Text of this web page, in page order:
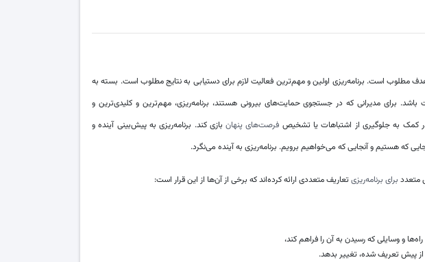
مطلوب است. برنامه‌ریزی اولین و مهم‌ترین فعالیت لازم برای دستیابی به نتایج مطلوب است. بسته به
باشد. برای مدیرانی که در جستجوی حمایت‌های بیرونی هستند، برنامه‌ریزی، مهم‌ترین و کلیدی‌ترین و
کمک به جلوگیری از اشتباهات یا تشخیص فرصت‌های پنهانبازی کند. برنامه‌ریزی به پیش‌بینی آینده و
که هستیم و آنجایی که می‌خواهیم برویم. برنامه‌ریزی به آینده می‌نگرد.
متعدد برای برنامه‌ریزی تعاریف متعددی ارائه کرده‌اند که برخی از آن‌ها از این قرار است:
و وسایلی که رسیدن به آن را فراهم کند،
از پیش تعریف شده، تغییر بدهد.